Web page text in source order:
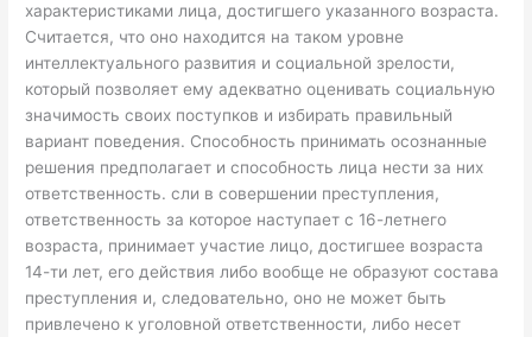
характеристиками лица, достигшего указанного возраста.
Считается, что оно находится на таком уровне
интеллектуального развития и социальной зрелости,
который позволяет ему адекватно оценивать социальную
значимость своих поступков и избирать правильный
вариант поведения. Способность принимать осознанные
решения предполагает и способность лица нести за них
ответственность. сли в совершении преступления,
ответственность за которое наступает с 16-летнего
возраста, принимает участие лицо, достигшее возраста
14-ти лет, его действия либо вообще не образуют состава
преступления и, следовательно, оно не может быть
привлечено к уголовной ответственности, либо несет